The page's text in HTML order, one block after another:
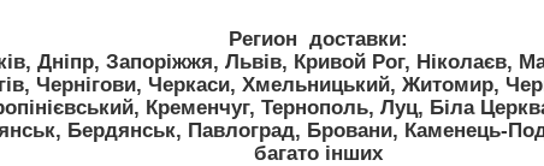
Регион доставки:
Дніпр, Запоріжжя, Львів, Кривой Рог, Ніколаєв,
Чернігови, Черкаси, Хмельницький, Житомир,
Кременчуг, Тернополь, Луц, Біла
Бердянськ, Павлоград, Бровани, Каменець-
багато інших